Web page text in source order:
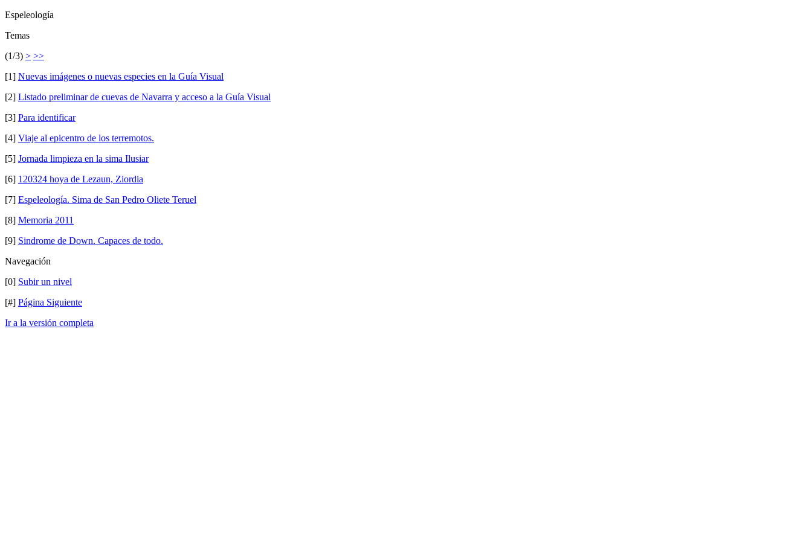
Espeleología
Temas
(1/3) > >>
[1] Nuevas imágenes o nuevas especies en la Guía Visual
[2] Listado preliminar de cuevas de Navarra y acceso a la Guía Visual
[3] Para identificar
[4] Viaje al epicentro de los terremotos.
[5] Jornada limpieza en la sima Ilusiar
[6] 120324 hoya de Lezaun, Ziordia
[7] Espeleología. Sima de San Pedro Oliete Teruel
[8] Memoria 2011
[9] Sindrome de Down. Capaces de todo.
Navegación
[0] Subir un nivel
[#] Página Siguiente
Ir a la versión completa